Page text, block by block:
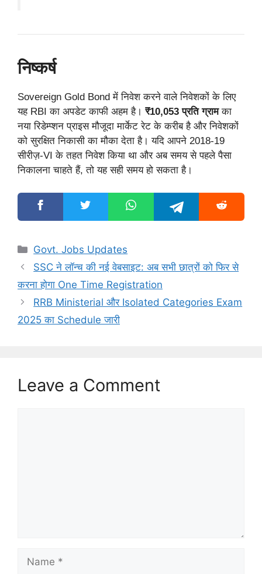
निष्कर्ष
Sovereign Gold Bond में निवेश करने वाले निवेशकों के लिए
यह RBI का अपडेट काफी अहम है। ₹10,053 प्रति ग्रामका
नया रिडेम्प्शन प्राइस मौजूदा मार्केट रेट के करीब है और निवेशकों
को सुरक्षित निकासी का मौका देता है। यदि आपने 2018-19
सीरीज़-VI के तहत निवेश किया था और अब समय से पहले पैसा
निकालना चाहते हैं, तो यह सही समय हो सकता है।
Categories
Govt. Jobs Updates
SSC ने लॉन्च की नई वेबसाइट: अब सभी छात्रों को फिर से
करना होगा One Time Registration
RRB Ministerial और Isolated Categories Exam
2025 का Schedule जारी
Leave a Comment